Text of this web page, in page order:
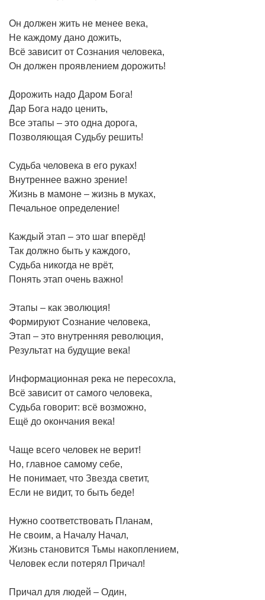
Он должен жить не менее века,
Не каждому дано дожить,
Всё зависит от Сознания человека,
Он должен проявлением дорожить!
Дорожить надо Даром Бога!
Дар Бога надо ценить,
Все этапы – это одна дорога,
Позволяющая Судьбу решить!
Судьба человека в его руках!
Внутреннее важно зрение!
Жизнь в мамоне – жизнь в муках,
Печальное определение!
Каждый этап – это шаг вперёд!
Так должно быть у каждого,
Судьба никогда не врёт,
Понять этап очень важно!
Этапы – как эволюция!
Формируют Сознание человека,
Этап – это внутренняя революция,
Результат на будущие века!
Информационная река не пересохла,
Всё зависит от самого человека,
Судьба говорит: всё возможно,
Ещё до окончания века!
Чаще всего человек не верит!
Но, главное самому себе,
Не понимает, что Звезда светит,
Если не видит, то быть беде!
Нужно соответствовать Планам,
Не своим, а Началу Начал,
Жизнь становится Тьмы накоплением,
Человек если потерял Причал!
Причал для людей – Один,